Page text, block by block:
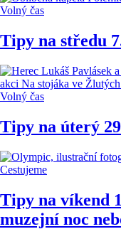
Volný čas
Tipy na středu
Volný čas
Tipy na úterý
Cestujeme
Tipy na víkend
muzejní noc